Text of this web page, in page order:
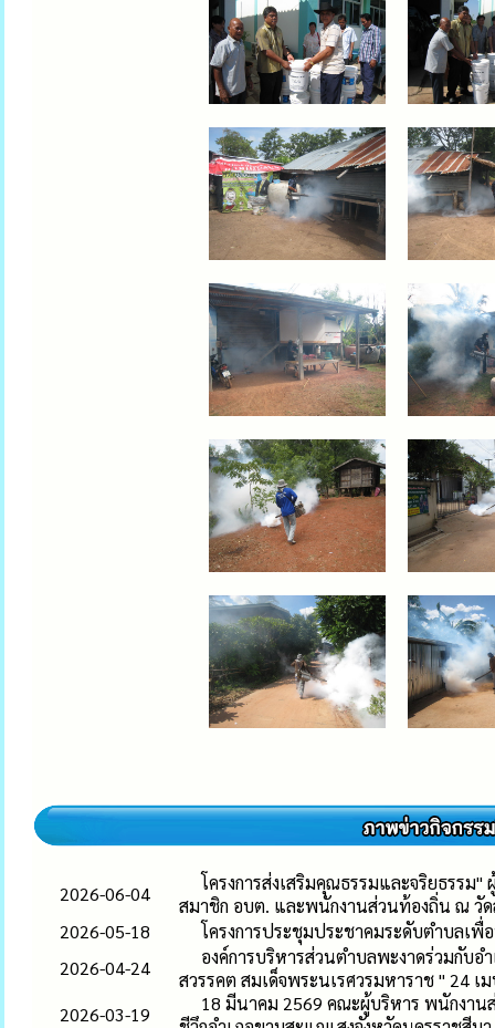
2026-06-04
โครงการส่งเสริมคุณธรรมและจริยธรร
สมาชิก อบต. และพนักงานส่วนท้องถิ่น ณ วัด
2026-05-18
โครงการประชุมประชาคมระดับตำบลเ
2026-04-24
องค์การบริหารส่วนตำบลพะงาดร่วมกับ
สวรรคต สมเด็จพระนเรศวรมหาราช " 24
2026-03-19
18 มีนาคม 2569 คณะผู้บริหาร พนักงาน